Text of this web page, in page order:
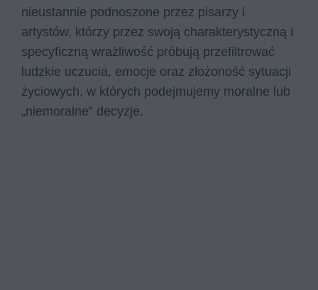
nieustannie podnoszone przez pisarzy i
artystów, którzy przez swoją charakterystyczną i
specyficzną wrażliwość próbują przefiltrować
ludzkie uczucia, emocje oraz złożoność sytuacji
życiowych, w których podejmujemy moralne lub
„niemoralne” decyzje.